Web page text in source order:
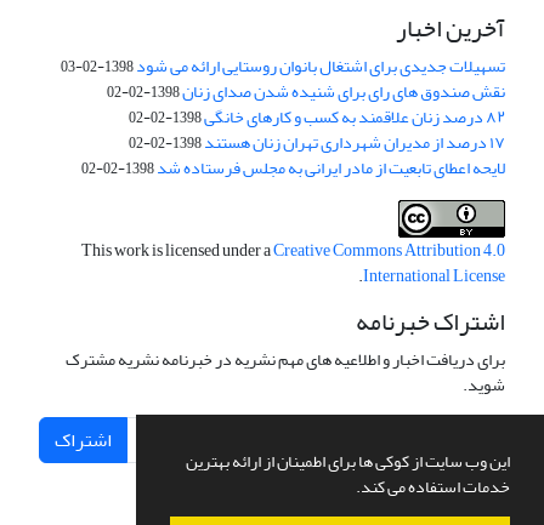
این وب سایت از کوکی ها برای اطمینان از ارائه بهترین
خدمات استفاده می کند.
آخرین اخبار
تسهیلات جدیدی برای اشتغال بانوان روستایی ارائه می شود1398-02-03
نقش صندوق های رای برای شنیده شدن صدای زنان1398-02-02
۸۲ درصد زنان علاقمند به کسب و کارهای خانگی 1398-02-02
۱۷ درصد از مدیران شهرداری تهران زنان هستند 1398-02-02
لایحه اعطای تابعیت از مادر ایرانی به مجلس فرستاده شد1398-02-02
This work is licensed under aCreative Commons Attribution 4.0
International License
.
اشتراک خبرنامه
برای دریافت اخبار و اطلاعیه های مهم نشریه در خبرنامه نشریه مشترک
شوید.
اشتراک